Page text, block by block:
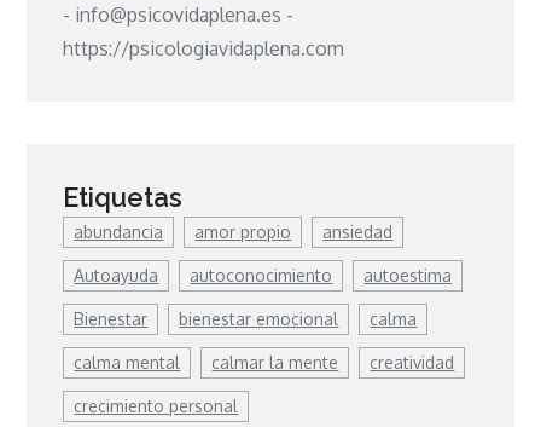
- info@psicovidaplena.es -
https://psicologiavidaplena.com
Etiquetas
abundancia amor propio ansiedad
Autoayuda autoconocimiento autoestima
Bienestar bienestar emocional calma
calma mental calmar la mente creatividad
crecimiento personal